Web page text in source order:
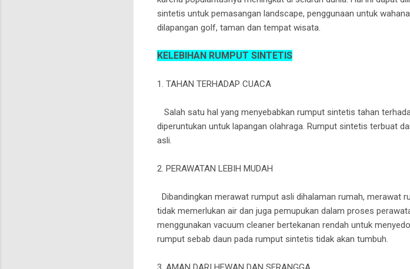
sintetis untuk pemasangan landscape, penggunaan untuk
dilapangan golf, taman dan tempat wisata.
KELEBIHAN RUMPUT SINTETIS
1. TAHAN TERHADAP CUACA
Salah satu hal yang menyebabkan rumput sintetis tahan
diperuntukan untuk lapangan olahraga. Rumput sintetis terbuat
asli.
2. PERAWATAN LEBIH MUDAH
Dibandingkan merawat rumput asli dihalaman rumah, merawat
tidak memerlukan air dan juga pemupukan dalam proses
menggunakan vacuum cleaner bertekanan rendah untuk
rumput sebab daun pada rumput sintetis tidak akan tumbuh.